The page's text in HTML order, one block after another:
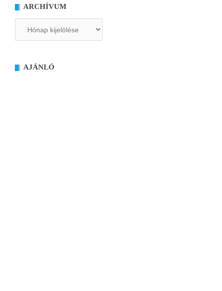
ARCHÍVUM
AJÁNLÓ